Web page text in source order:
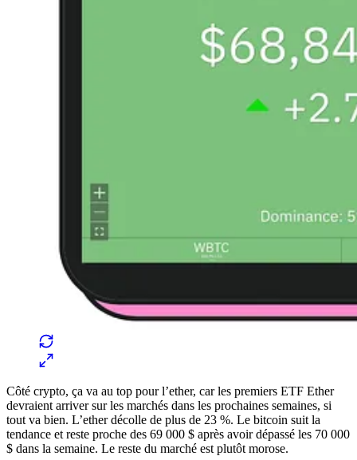
Côté crypto, ça va au top pour l’ether, car les premiers ETF Ether
devraient arriver sur les marchés dans les prochaines semaines, si
tout va bien. L’ether décolle de plus de 23 %. Le bitcoin suit la
tendance et reste proche des 69 000 $ après avoir dépassé les 70 000
$ dans la semaine. Le reste du marché est plutôt morose.